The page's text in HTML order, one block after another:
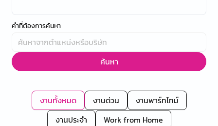
คำที่ต้องการค้นหา
ค้นหา
งานทั้งหมด งานด่วน
งานพาร์ทไทม์
งานประจำ
Work from Home